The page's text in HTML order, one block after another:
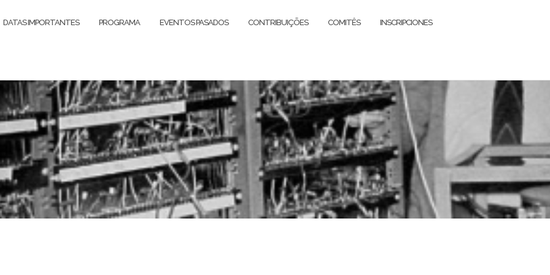
DATAS IMPORTANTES PROGRAMA EVENTOS PASADOS CONTRIBUIÇÕES COMITÊS INSCRIPCIONES